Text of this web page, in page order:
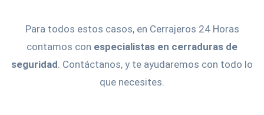
Para todos estos casos, en Cerrajeros 24 Horas
contamos con especialistas en cerraduras de
seguridad. Contáctanos, y te ayudaremos con todo lo
que necesites.